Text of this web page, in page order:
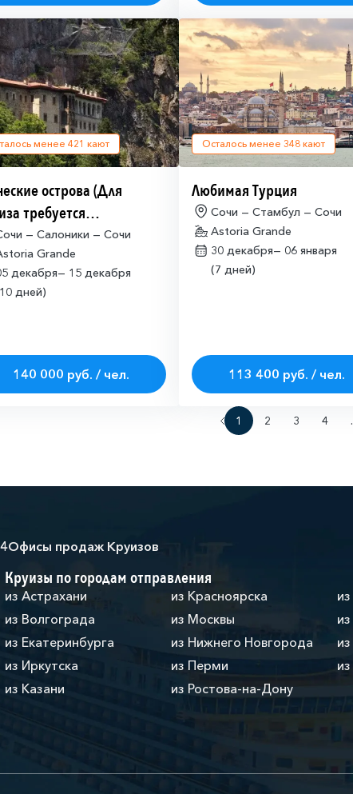
менее 421 кают
острова (Для
требуется
многократная
виза)
— Салоники — Сочи
Grande
декабря— 15 декабря
дней)
140 000 руб. / чел.
Осталось менее 348 кают
Любимая Турция
Сочи — Стамбул — Сочи
Astoria Grande
30 декабря— 06 января
(7 дней)
113 400 руб. / чел.
1 2 3 4
Офисы продаж Круизов
Круизы по городам отправления
из Астрахани
из Волгограда
из Екатеринбурга
из Иркутска
из Казани
из Красноярска
из Москвы
из Нижнего Новгорода
из Перми
из Ростова-на-Дону